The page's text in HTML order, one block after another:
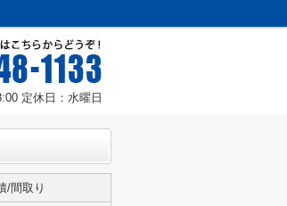
定休日：水曜日
/間取り